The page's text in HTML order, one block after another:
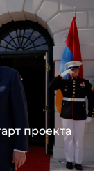
проекта